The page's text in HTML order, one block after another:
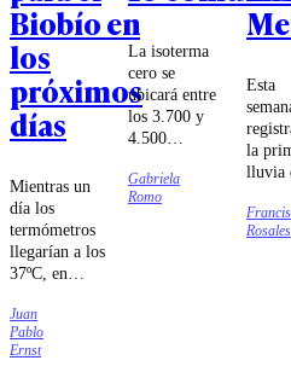
Biobío en
los
próximos
días
Mientras un
día los
termómetros
llegarían a los
37ºC, en
horas el clima
cambiará
rotundamente.
Juan
Pablo
Ernst
La isoterma
cero se
ubicará entre
los 3.700 y
4.500
provocando
lluvias en
Gabriela
Romo
Esta
la
lluvia
Rosales